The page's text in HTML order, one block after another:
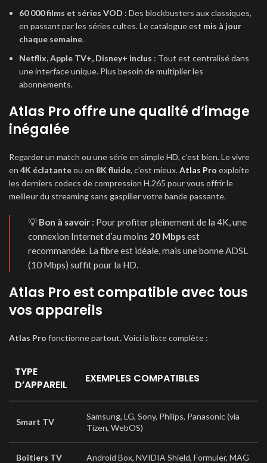
60 000 films et séries VOD : Des blockbusters aux classiques,
en passant par les séries cultes. Le catalogue est mis à jour
chaque semaine.
Netflix, Apple TV+, Disney+ inclus : Tout est centralisé dans
une interface unique. Plus besoin de multiplier les
abonnements.
Atlas Pro offre une qualité d’image
inégalée
Regarder un match ou une série en simple HD, c’est bien. Le vivre
en 4K éclatanteou en 8K fluide, c’est mieux.Atlas Pro exploite
les derniers codecs de compression H.265 pour vous offrir le
meilleur du streaming sans gaspiller votre bande passante.
💡Bon à savoir : Pour profiter pleinement de la 4K, une
connexion Internet d’au moins 20 Mbpsest
recommandée. La fibre est idéale, mais une bonne ADSL
(10 Mbps) suffit pour la HD.
Atlas Pro est compatible avec tous
vos appareils
Atlas Pro fonctionne partout. Voici la liste complète :
TYPE
D’APPAREIL
EXEMPLES COMPATIBLES
Smart TV
Samsung, LG, Sony, Philips, Panasonic (via
Tizen, WebOS)
Boîtiers TV Android Box, NVIDIA Shield, Formuler, MAG